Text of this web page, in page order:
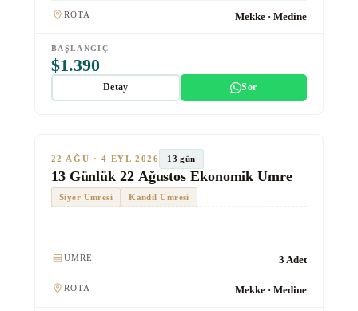
ROTA Mekke · Medine
BAŞLANGIÇ
$1.390
Detay Sor
TUR #1013 SON KOLTUKLAR
22 AĞU · 4 EYL 2026 13 gün
13 Günlük 22 Ağustos Ekonomik Umre
Siyer Umresi Kandil Umresi
UMRE 3 Adet
ROTA Mekke · Medine